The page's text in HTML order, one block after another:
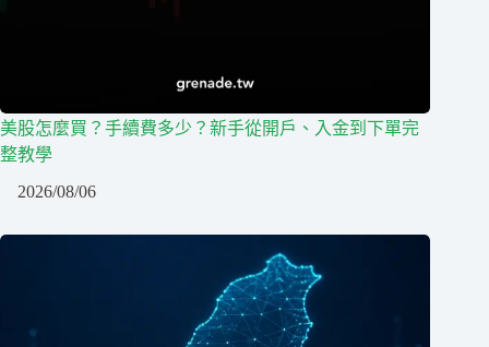
美股怎麼買？手續費多少？新手從開戶、入金到下單完
整教學
2026/08/06